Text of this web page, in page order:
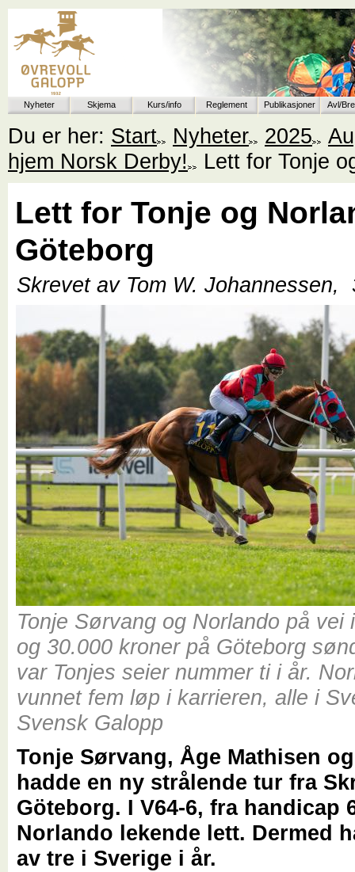
Nyheter Skjema Kurs/info Reglement Publikasjoner Avl/
Du er her: Start Nyheter 2025
hjem Norsk Derby!
Lett for Tonje
Lett for Tonje og
Göteborg
Skrevet av Tom W. Johannessen,
Tonje Sørvang og Norlando på vei
og 30.000 kroner på Göteborg
var Tonjes seier nummer ti i år.
vunnet fem løp i karrieren, alle i
Svensk Galopp
Tonje Sørvang, Åge Mathisen
hadde en ny strålende tur fra
Göteborg. I V64-6, fra handicap
Norlando lekende lett. Dermed
av tre i Sverige i år.